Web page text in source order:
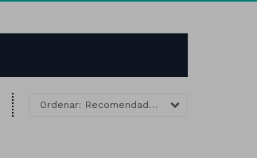
Recomendados